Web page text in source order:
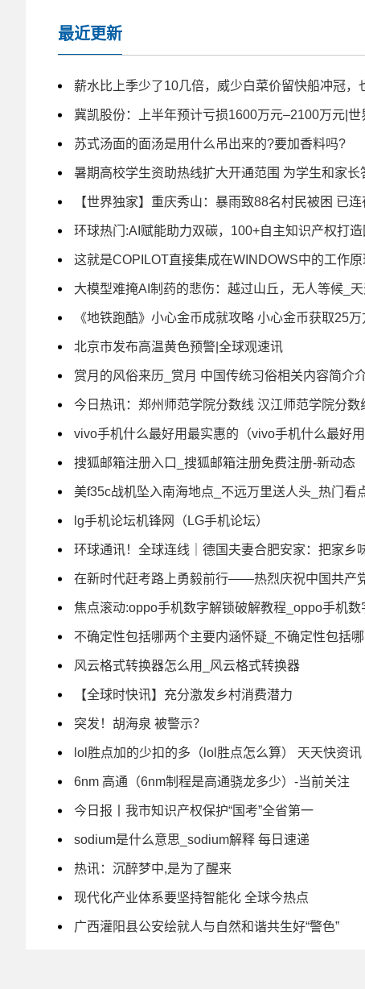
最近更新
薪水比上季少了10几倍，威少白菜价留快船冲冠，
冀凯股份：上半年预计亏损1600万元–2100万元|世
苏式汤面的面汤是用什么吊出来的?要加香料吗?
暑期高校学生资助热线扩大开通范围 为学生和家长
【世界独家】重庆秀山：暴雨致88名村民被困 已
环球热门:AI赋能助力双碳，100+自主知识产权打
这就是COPILOT直接集成在WINDOWS中的工作原
大模型难掩AI制药的悲伤：越过山丘，无人等候_
《地铁跑酷》小心金币成就攻略 小心金币获取25
北京市发布高温黄色预警|全球观速讯
赏月的风俗来历_赏月 中国传统习俗相关内容简介
今日热讯：郑州师范学院分数线 汉江师范学院分数
vivo手机什么最好用最实惠的（vivo手机什么最好
搜狐邮箱注册入口_搜狐邮箱注册免费注册-新动态
美f35c战机坠入南海地点_不远万里送人头_热门看
lg手机论坛机锋网（LG手机论坛）
环球通讯！全球连线｜德国夫妻合肥安家：把家乡
在新时代赶考路上勇毅前行——热烈庆祝中国共产
焦点滚动:oppo手机数字解锁破解教程_oppo手机数
不确定性包括哪两个主要内涵怀疑_不确定性包括
风云格式转换器怎么用_风云格式转换器
【全球时快讯】充分激发乡村消费潜力
突发！胡海泉 被警示？
lol胜点加的少扣的多（lol胜点怎么算） 天天快资讯
6nm 高通（6nm制程是高通骁龙多少）-当前关注
今日报丨我市知识产权保护“国考”全省第一
sodium是什么意思_sodium解释 每日速递
热讯：沉醉梦中,是为了醒来
现代化产业体系要坚持智能化 全球今热点
广西灌阳县公安绘就人与自然和谐共生好“警色”